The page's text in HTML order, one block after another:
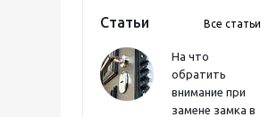
Статьи Все статьи
На что
обратить
внимание при
замене замка в